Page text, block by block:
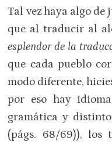
Tal vez haya algo de
que al traducir al
esplendor de la
que cada pueblo
modo diferente,
por eso hay
gramática y
(págs. 68/69)), los